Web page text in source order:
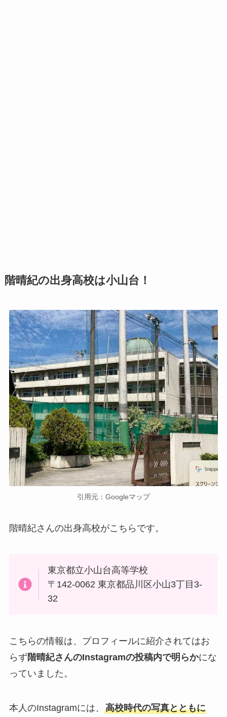
階晴紀の出身高校は小山台！
引用元：Googleマップ
階晴紀さんの出身高校がこちらです。
東京都立小山台高等学校
〒142-0062 東京都品川区小山3丁目3-
32
こちらの情報は、プロフィールに紹介されてはお
らず階晴紀さんのInstagramの投稿内で明らかにな
っていました。
本人のInstagramには、 高校時代の写真とともに